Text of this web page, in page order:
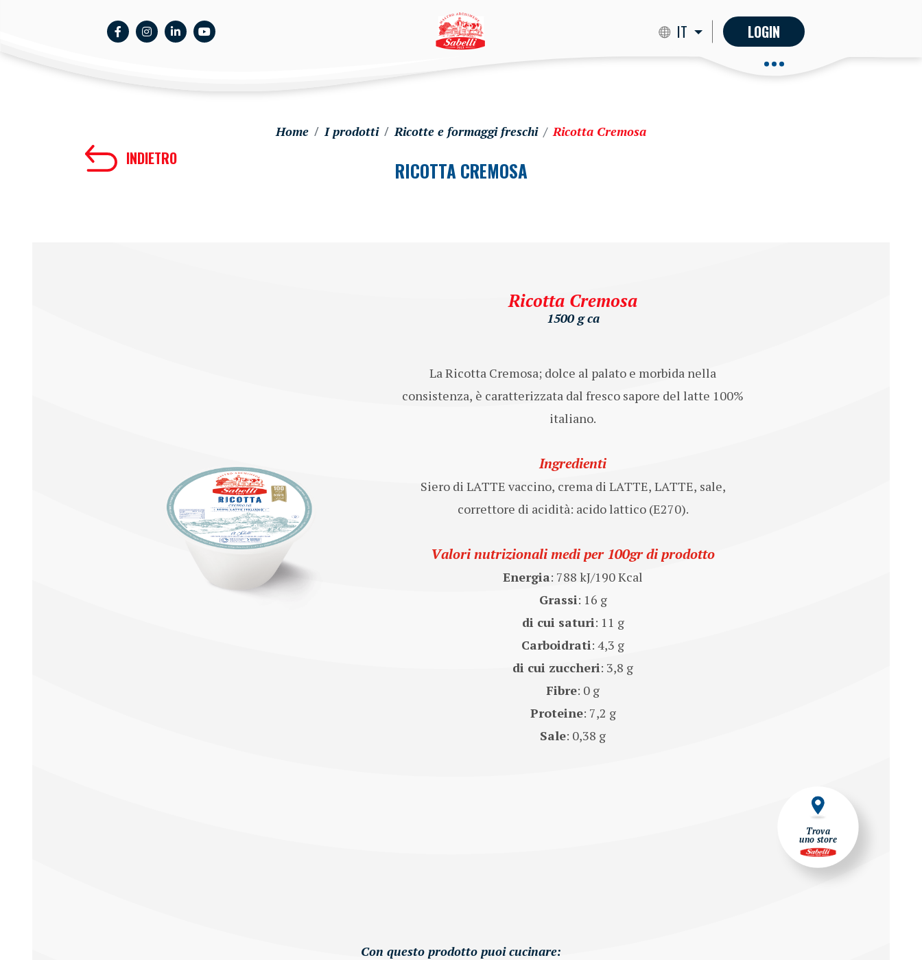
IT LOGIN
Trova
uno store
Home I prodotti Ricotte e formaggi freschi Ricotta Cremosa
INDIETRO RICOTTA CREMOSA
Ricotta Cremosa
1500 g ca
La Ricotta Cremosa; dolce al palato e morbida nella
consistenza, è caratterizzata dal fresco sapore del latte 100%
italiano.
Ingredienti
Siero di LATTE vaccino, crema di LATTE, LATTE, sale,
correttore di acidità: acido lattico (E270).
Valori nutrizionali medi per 100gr di prodotto
Energia: 788 kJ/190 Kcal
Grassi: 16 g
di cui saturi: 11 g
Carboidrati: 4,3 g
di cui zuccheri: 3,8 g
Fibre: 0 g
Proteine: 7,2 g
Sale: 0,38 g
Con questo prodotto puoi cucinare: